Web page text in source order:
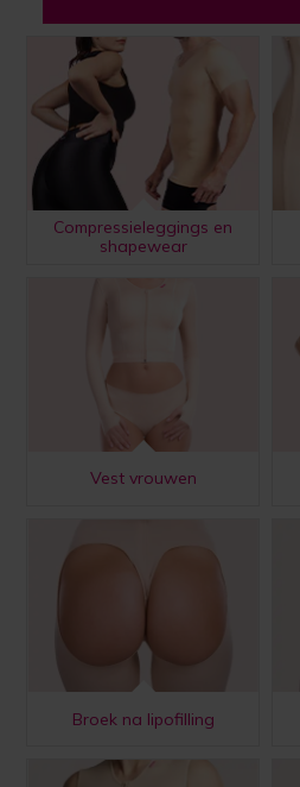
Compressieleggings en
shapewear
Vest vrouwen
Broek na lipofilling